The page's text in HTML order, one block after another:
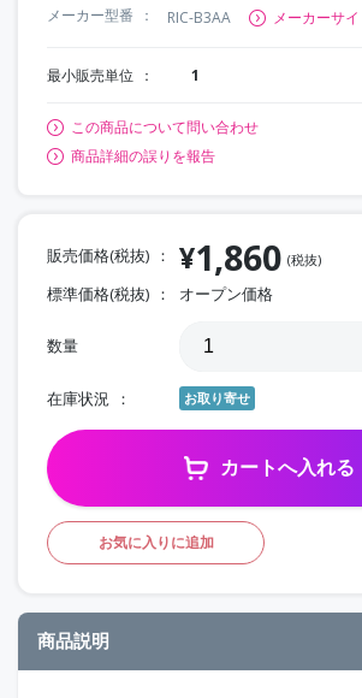
メーカー型番
RIC-B3AA メーカーサ
最小販売単位 1
この商品について問い合わせ
商品詳細の誤りを報告
販売価格(税抜) ¥1,860 (税抜)
標準価格(税抜) オープン価格
数量
在庫状況 お取り寄せ
カートへ入れる
お気に入りに追加
商品説明